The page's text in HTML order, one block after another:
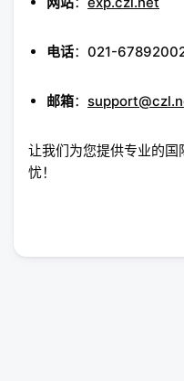
电话：021-
邮箱：
让我们为您提供专业的
忧！